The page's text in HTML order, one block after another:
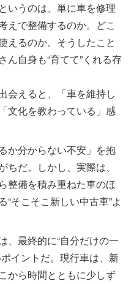
いうのは、単に車を修理
えで整備するのか。どこ
えるのか。そうしたこと
ん自身も“育てて”くれる存
会えると、「車を維持し
文化を教わっている」感
か分からない不安」を抱
ちだ。しかし、実際は、
整備を積み重ねた車のほ
“そこそこ新しい中古車”よ
、最終的に“自分だけの一
イントだ。現行車は、新
から時間とともに少しず